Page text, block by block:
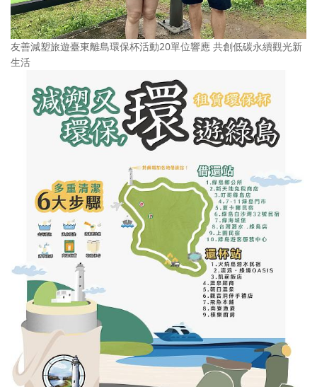
友善減塑旅遊臺東離島環保杯活動20單位響應 共創低碳永續觀光新
生活